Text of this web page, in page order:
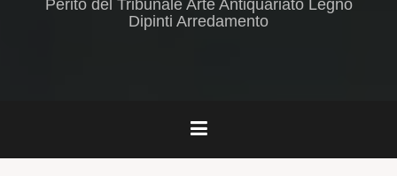
Perito del Tribunale Arte Antiquariato Legno
Dipinti Arredamento